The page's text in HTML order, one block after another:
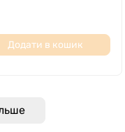
Додати в кошик